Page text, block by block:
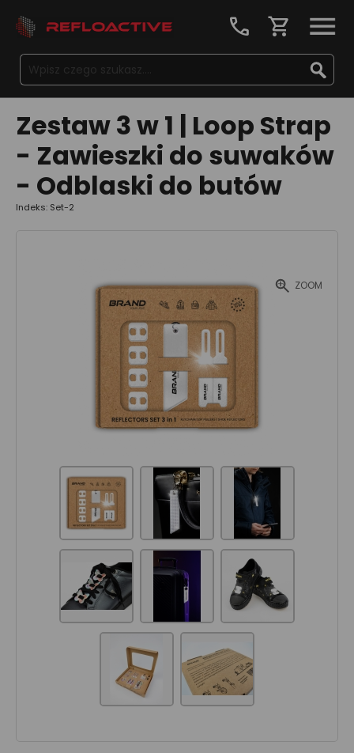
call shopping_cart
Zestaw 3 w 1 | Loop Strap
- Zawieszki do suwaków
- Odblaski do butów
Indeks: Set-2
ZOOM